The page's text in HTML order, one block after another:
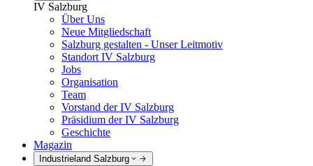
IV Salzburg
Über Uns
Neue Mitgliedschaft
Salzburg gestalten - Unser Leitmotiv
Standort IV Salzburg
Jobs
Organisation
Team
Vorstand der IV Salzburg
Präsidium der IV Salzburg
Geschichte
Magazin
Industrieland Salzburg